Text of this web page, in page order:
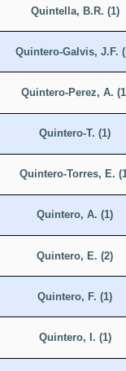
Quintella, B.R. (1)
Quintero-Galvis, J.F.
Quintero-Perez, A.
Quintero-T. (1)
Quintero-Torres, E.
Quintero, A. (1)
Quintero, E. (2)
Quintero, F. (1)
Quintero, I. (1)